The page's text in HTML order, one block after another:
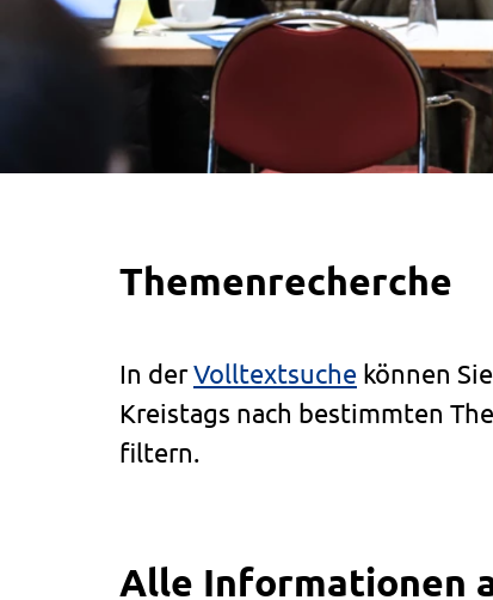
Themenrecherche
In derVolltextsuche können
Kreistags nach bestimmten
filtern.
Alle Informationen